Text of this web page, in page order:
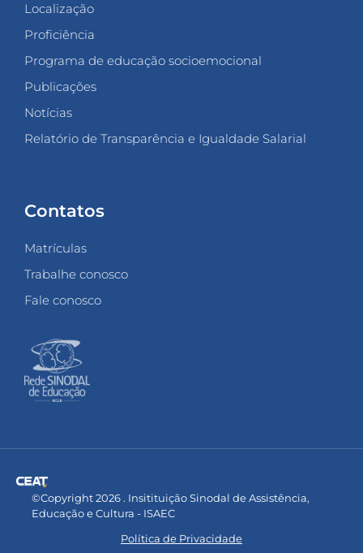
Localização
Proficiência
Programa de educação socioemocional
Publicações
Notícias
Relatório de Transparência e Igualdade Salarial
Contatos
Matrículas
Trabalhe conosco
Fale conosco
©Copyright 2026 . Insitituição Sinodal de Assistência,
Educação e Cultura - ISAEC
Política de Privacidade